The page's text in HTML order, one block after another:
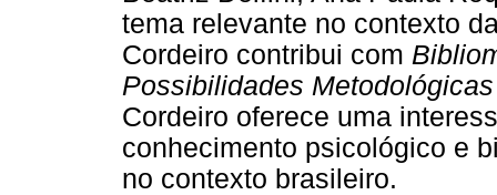
tema relevante no contexto
Cordeiro contribui com
Possibilidades
Cordeiro oferece uma
conhecimento psicológico e
no contexto brasileiro.